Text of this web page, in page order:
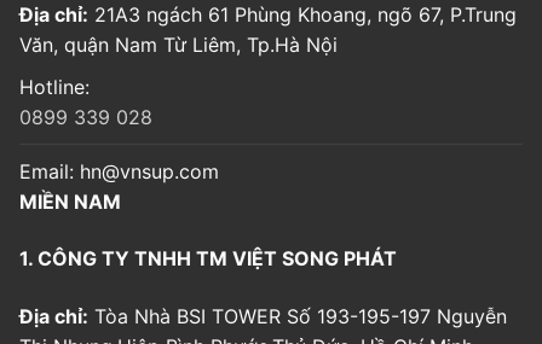
Địa chỉ: 21A3 ngách 61 Phùng Khoang, ngõ 67, P.Trung
Văn, quận Nam Từ Liêm, Tp.Hà Nội
Hotline:
0899 339 028
Email: hn@vnsup.com
MIỀN NAM
1. CÔNG TY TNHH TM VIỆT SONG PHÁT
Địa chỉ: Tòa Nhà BSI TOWER Số 193-195-197 Nguyễn